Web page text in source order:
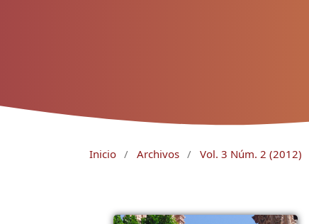
Inicio / Archivos / Vol. 3 Núm. 2 (2012)